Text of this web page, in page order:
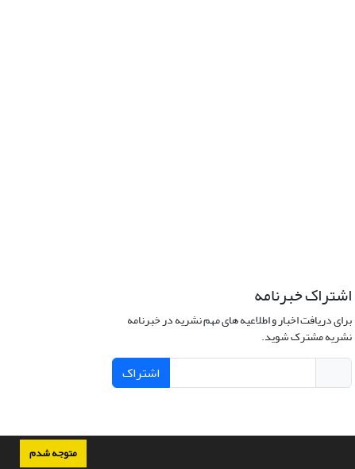
متوجه شدم
اشتراک خبرنامه
برای دریافت اخبار و اطلاعیه های مهم نشریه در خبرنامه
نشریه مشترک شوید.
اشتراک